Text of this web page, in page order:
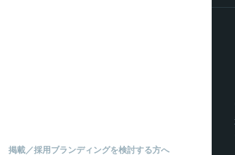
掲載／採用ブランディングを検討する方へ